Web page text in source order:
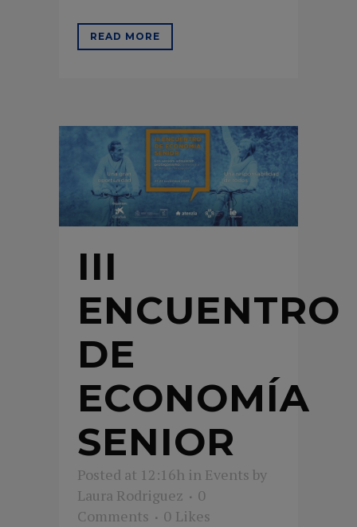
READ MORE
III
ENCUENTRO
DE
ECONOMÍA
SENIOR
Posted at 12:16h in Events by
Laura Rodriguez
0
Comments
0 Likes